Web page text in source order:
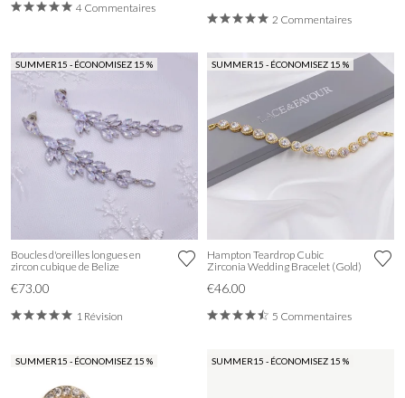
4 Commentaires
2 Commentaires
SUMMER15 - ÉCONOMISEZ 15 %
Boucles d'oreilles longues en
zircon cubique de Belize
€73.00
1 Révision
SUMMER15 - ÉCONOMISEZ 15 %
Hampton Teardrop Cubic
Zirconia Wedding Bracelet (Gold)
€46.00
5 Commentaires
SUMMER15 - ÉCONOMISEZ 15 % SUMMER15 - ÉCONOMISEZ 15 %